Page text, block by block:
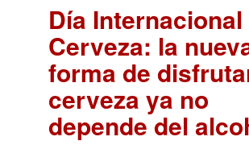
Día Internacional
Cerveza: la
forma de
cerveza ya no
depende del